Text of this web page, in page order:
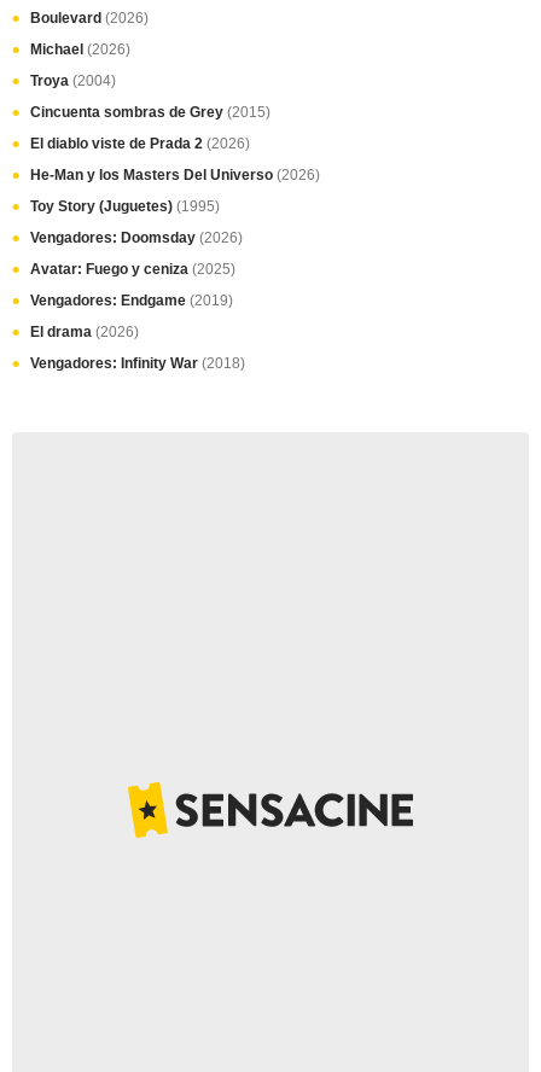
Boulevard (2026)
Michael (2026)
Troya (2004)
Cincuenta sombras de Grey (2015)
El diablo viste de Prada 2 (2026)
He-Man y los Masters Del Universo (2026)
Toy Story (Juguetes) (1995)
Vengadores: Doomsday (2026)
Avatar: Fuego y ceniza (2025)
Vengadores: Endgame (2019)
El drama (2026)
Vengadores: Infinity War (2018)